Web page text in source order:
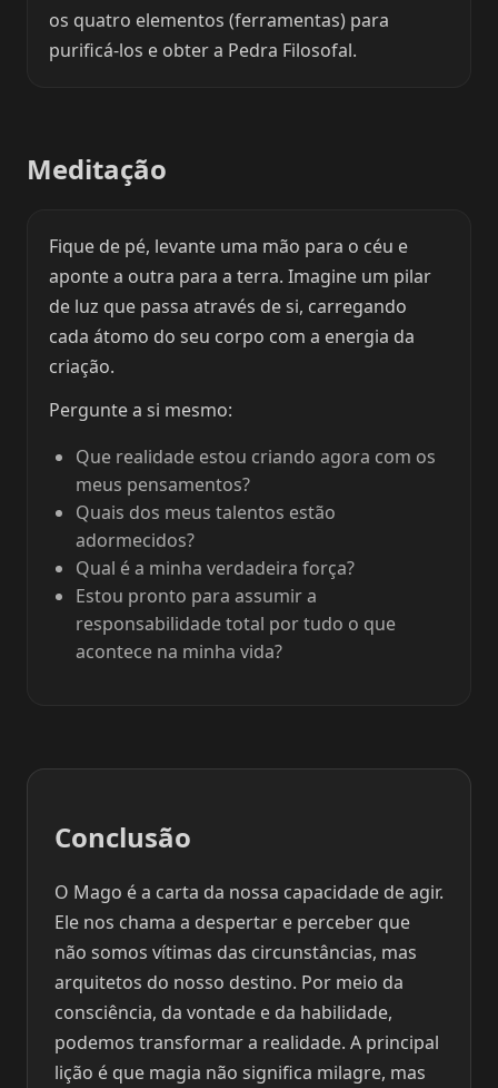
os quatro elementos (ferramentas) para
purificá-los e obter a Pedra Filosofal.
Meditação
Fique de pé, levante uma mão para o céu e
aponte a outra para a terra. Imagine um pilar
de luz que passa através de si, carregando
cada átomo do seu corpo com a energia da
criação.
Pergunte a si mesmo:
Que realidade estou criando agora com os
meus pensamentos?
Quais dos meus talentos estão
adormecidos?
Qual é a minha verdadeira força?
Estou pronto para assumir a
responsabilidade total por tudo o que
acontece na minha vida?
Conclusão
O Mago é a carta da nossa capacidade de agir.
Ele nos chama a despertar e perceber que
não somos vítimas das circunstâncias, mas
arquitetos do nosso destino. Por meio da
consciência, da vontade e da habilidade,
podemos transformar a realidade. A principal
lição é que magia não significa milagre, mas